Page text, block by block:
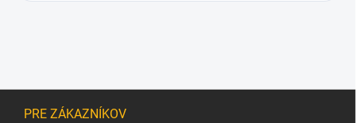
PRE ZÁKAZNÍKOV